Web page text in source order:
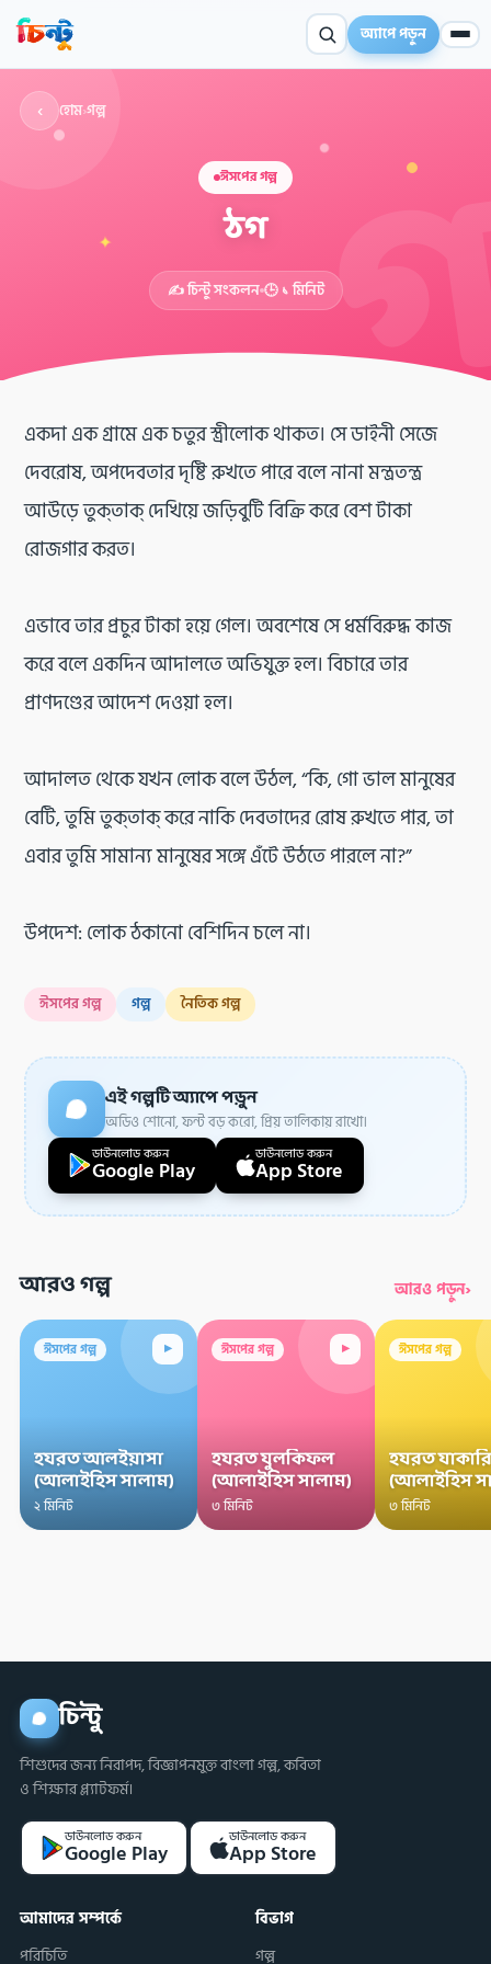
অ্যাপে পড়ুন
✦
‹ হোম›গল্প
ঈসপের গল্প
ঠগ
✍️ চিন্টু সংকলন 🕒 ১ মিনিট
একদা এক গ্রামে এক চতুর স্ত্রীলোক থাকত। সে ডাইনী সেজে
দেবরোষ, অপদেবতার দৃষ্টি রুখতে পারে বলে নানা মন্ত্রতন্ত্র
আউড়ে তুক্‌তাক্ দেখিয়ে জড়িবুটি বিক্রি করে বেশ টাকা
রোজগার করত।
এভাবে তার প্রচুর টাকা হয়ে গেল। অবশেষে সে ধর্মবিরুদ্ধ কাজ
করে বলে একদিন আদালতে অভিযুক্ত হল। বিচারে তার
প্রাণদণ্ডের আদেশ দেওয়া হল।
আদালত থেকে যখন লোক বলে উঠল, “কি, গো ভাল মানুষের
বেটি, তুমি তুক্‌তাক্ করে নাকি দেবতাদের রোষ রুখতে পার, তা
এবার তুমি সামান্য মানুষের সঙ্গে এঁটে উঠতে পারলে না?”
উপদেশ: লোক ঠকানো বেশিদিন চলে না।
ঈসপের গল্প গল্প নৈতিক গল্প
এই গল্পটি অ্যাপে পড়ুন
অডিও শোনো, ফন্ট বড় করো, প্রিয় তালিকায় রাখো।
ডাউনলোড করুন
Google Play
ডাউনলোড করুন
App Store
আরও গল্প আরও পড়ুন›
ঈসপের গল্প ▸
হযরত আলইয়াসা
(আলাইহিস সালাম)
২ মিনিট
ঈসপের গল্প ▸
হযরত যুলকিফল
(আলাইহিস সালাম)
৩ মিনিট
ঈসপের গল্প
হযরত
(আলাইহিস
৩ মিনিট
চিন্টু
শিশুদের জন্য নিরাপদ, বিজ্ঞাপনমুক্ত বাংলা গল্প, কবিতা
ও শিক্ষার প্ল্যাটফর্ম।
ডাউনলোড করুন
Google Play
ডাউনলোড করুন
App Store
আমাদের সম্পর্কে
পরিচিতি
বিভাগ
গল্প